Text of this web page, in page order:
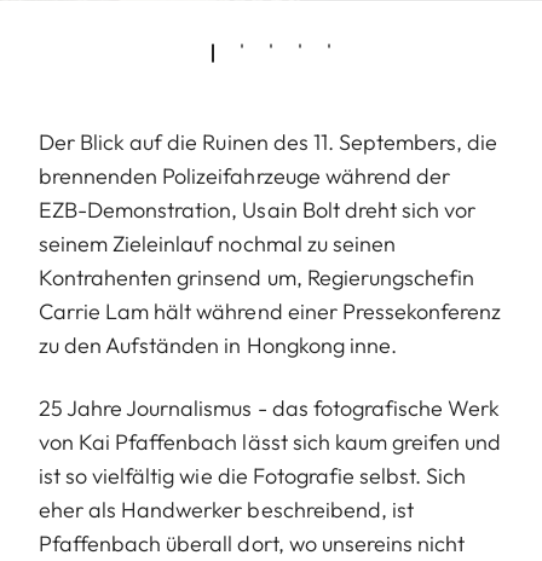
Der Blick auf die Ruinen des 11. Septembers, die
brennenden Polizeifahrzeuge während der
EZB-Demonstration, Usain Bolt dreht sich vor
seinem Zieleinlauf nochmal zu seinen
Kontrahenten grinsend um, Regierungschefin
Carrie Lam hält während einer Pressekonferenz
zu den Aufständen in Hongkong inne.
25 Jahre Journalismus - das fotografische Werk
von Kai Pfaffenbach lässt sich kaum greifen und
ist so vielfältig wie die Fotografie selbst. Sich
eher als Handwerker beschreibend, ist
Pfaffenbach überall dort, wo unsereins nicht